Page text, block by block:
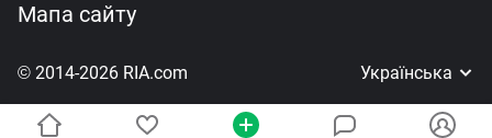
Мапа сайту
© 2014-2026 RIA.com Українська